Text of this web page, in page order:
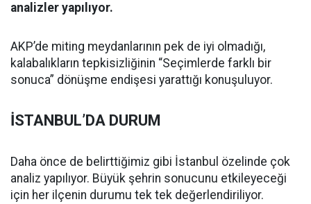
analizler yapılıyor.
AKP’de miting meydanlarının pek de iyi olmadığı,
kalabalıkların tepkisizliğinin “Seçimlerde farklı bir
sonuca” dönüşme endişesi yarattığı konuşuluyor.
İSTANBUL’DA DURUM
Daha önce de belirttiğimiz gibi İstanbul özelinde çok
analiz yapılıyor. Büyük şehrin sonucunu etkileyeceği
için her ilçenin durumu tek tek değerlendiriliyor.